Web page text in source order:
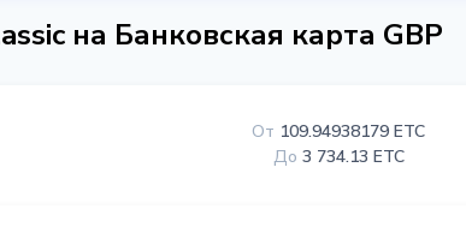
на Банковская карта GBP
От 109.94938179 ETC
До 3 734.13 ETC